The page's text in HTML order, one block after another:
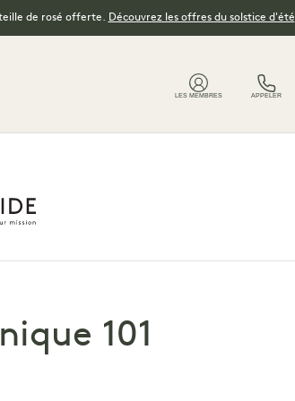
de rosé offerte. Découvrez les offres du solstice d'été
LES MEMBRES APPELER
101